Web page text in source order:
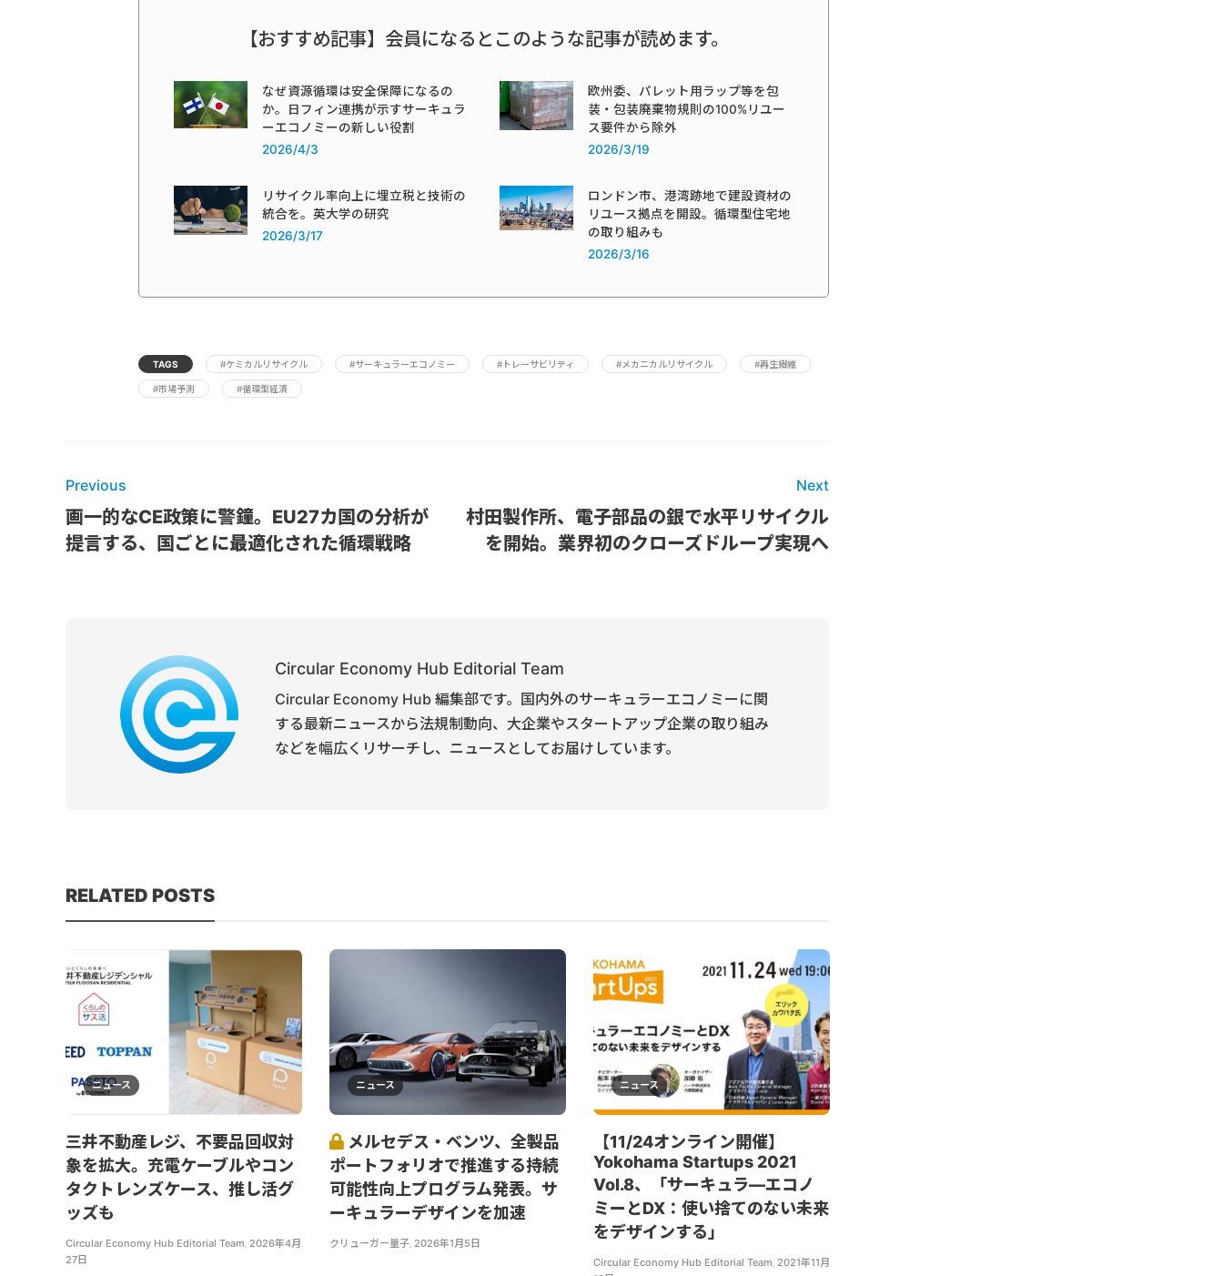
【おすすめ記事】会員になるとこのような記事が読めます。
なぜ資源循環は安全保障になるの
か。日フィン連携が示すサーキュラ
ーエコノミーの新しい役割
2026/4/3
欧州委、パレット用ラップ等を包
装・包装廃棄物規則の100%リユー
ス要件から除外
2026/3/19
リサイクル率向上に埋立税と技術の
統合を。英大学の研究
2026/3/17
ロンドン市、港湾跡地で建設資材の
リユース拠点を開設。循環型住宅地
の取り組みも
2026/3/16
TAGS #ケミカルリサイクル #サーキュラーエコノミー #トレーサビリティ #メカニカルリサイクル #再生繊維
#市場予測 #循環型経済
Previous
画一的なCE政策に警鐘。EU27カ国の分析が
提言する、国ごとに最適化された循環戦略
Next
村田製作所、電子部品の銀で水平リサイクル
を開始。業界初のクローズドループ実現へ
Circular Economy Hub Editorial Team
Circular Economy Hub 編集部です。国内外のサーキュラーエコノミーに関
する最新ニュースから法規制動向、大企業やスタートアップ企業の取り組み
などを幅広くリサーチし、ニュースとしてお届けしています。
RELATED POSTS
ニュース
三井不動産レジ、不要品回収対
象を拡大。充電ケーブルやコン
タクトレンズケース、推し活グ
ッズも
Circular Economy Hub Editorial Team, 2026年4月
27日
ニュース
メルセデス・ベンツ、全製品
ポートフォリオで推進する持続
可能性向上プログラム発表。サ
ーキュラーデザインを加速
クリューガー量子, 2026年1月5日
ニュース
【11/24オンライン開催】
Yokohama Startups 2021
Vol.8、「サーキュラ―エコノ
ミーとDX：使い捨てのない未来
をデザインする」
Circular Economy Hub Editorial Team, 2021年11月